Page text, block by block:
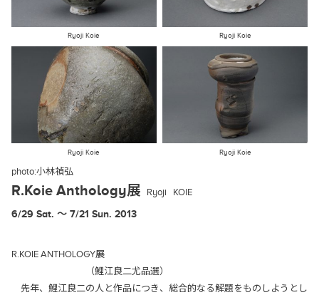
Ryoji Koie Ryoji Koie
Ryoji Koie Ryoji Koie
photo:小林禎弘
R.Koie Anthology展 Ryoji KOIE
6/29 Sat. 〜 7/21 Sun. 2013
R.KOIE ANTHOLOGY展
（鯉江良二尤品選）
先年、鯉江良二の人と作品につき、総合的なる解題をものしようとし